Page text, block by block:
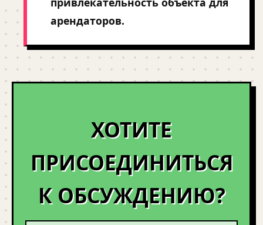
арендаторов.
ХОТИТЕ
ПРИСОЕДИНИТЬСЯ
К ОБСУЖДЕНИЮ?